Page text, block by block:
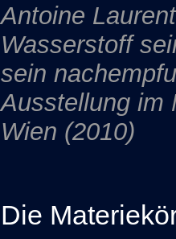
Antoine
Wasserstoff
sein
Ausstellung im
Wien (2010)
Die